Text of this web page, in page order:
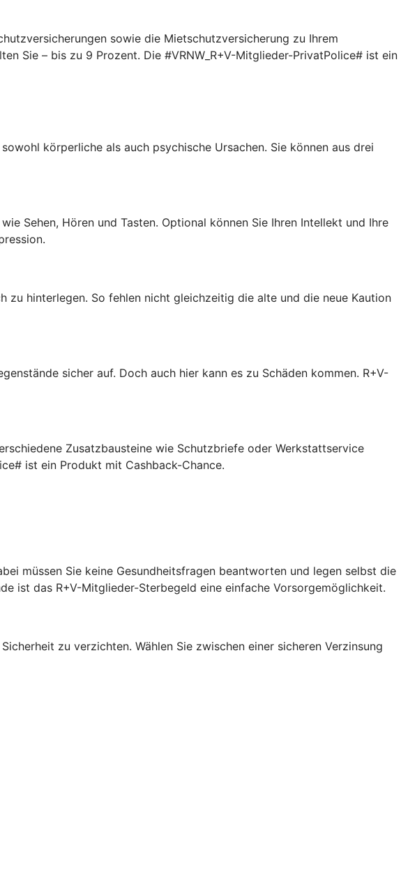
sowie die Mietschutzversicherung zu Ihrem
Sie – bis zu 9 Prozent. Die #VRNW_R+V-Mitglieder-PrivatPolice# ist ein
körperliche als auch psychische Ursachen. Sie können aus drei
Sehen, Hören und Tasten. Optional können Sie Ihren Intellekt und Ihre
hinterlegen. So fehlen nicht gleichzeitig die alte und die neue Kaution
sicher auf. Doch auch hier kann es zu Schäden kommen. R+V-
Zusatzbausteine wie Schutzbriefe oder Werkstattservice
ist ein Produkt mit Cashback-Chance.
müssen Sie keine Gesundheitsfragen beantworten und legen selbst die
ist das R+V-Mitglieder-Sterbegeld eine einfache Vorsorgemöglichkeit.
zu verzichten. Wählen Sie zwischen einer sicheren Verzinsung